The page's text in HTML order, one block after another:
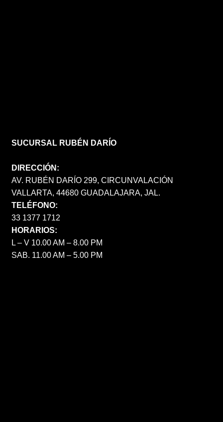
SUCURSAL RUBÉN DARÍO
DIRECCIÓN:
AV. RUBÉN DARÍO 299, CIRCUNVALACIÓN
VALLARTA, 44680 GUADALAJARA, JAL.
TELÉFONO:
33 1377 1712
HORARIOS:
L – V 10.00 AM – 8.00 PM
SAB. 11.00 AM – 5.00 PM